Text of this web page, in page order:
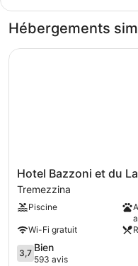
partielle
sur
lac
le
de
Appartement,
Hébergements
Hotel
Bazzoni
et
du
Tremezzina
Hotel Bazzoni et du
Tremezzina
Piscine
Wi-Fi gratuit
3.7
sur
3,7 Bien
593 avis
Hotel Bazzoni et du Lac